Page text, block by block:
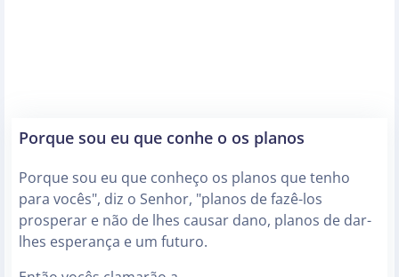
Porque sou eu que conhe o os planos
Porque sou eu que conheço os planos que tenho
para vocês", diz o Senhor, "planos de fazê-los
prosperar e não de lhes causar dano, planos de dar-
lhes esperança e um futuro.